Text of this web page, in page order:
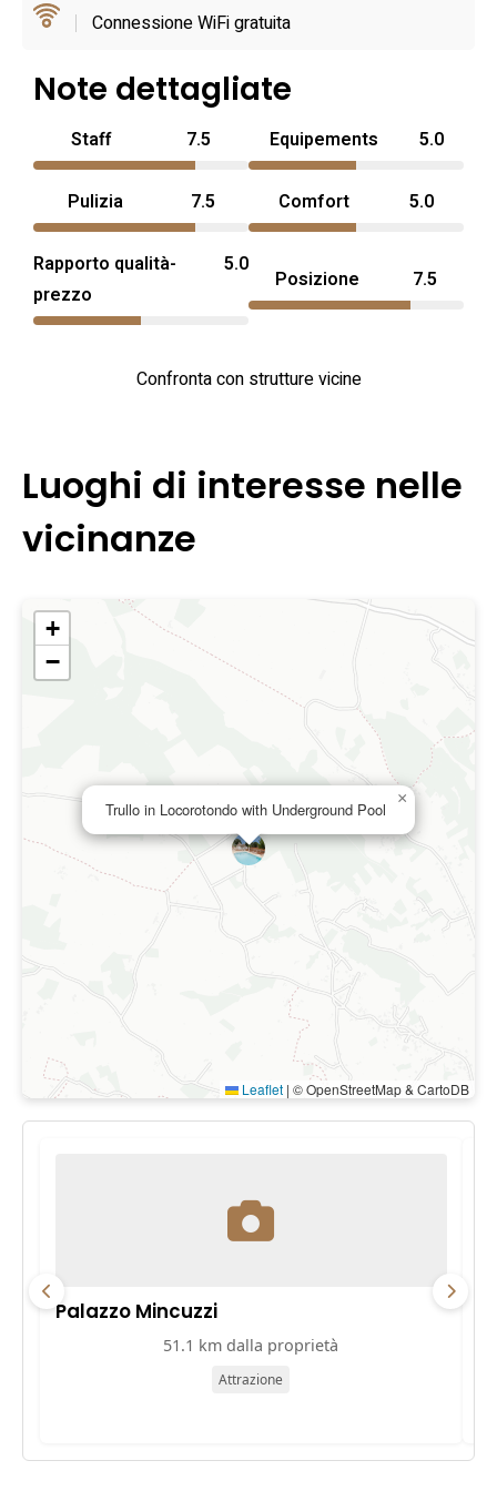
Connessione WiFi gratuita
Note dettagliate
Staff 7.5 Equipements 5.0
Pulizia 7.5 Comfort 5.0
Rapporto qualità-
prezzo
5.0
Posizione 7.5
Confronta con strutture vicine
Luoghi di interesse nelle
vicinanze
Trullo in Locorotondo with Underground Pool
×
+
−
Leaflet | © OpenStreetMap & CartoDB
Palazzo Mincuzzi
51.1 km dalla proprietà
Attrazione